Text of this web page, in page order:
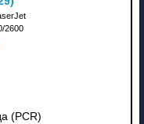
2600
(PCR)